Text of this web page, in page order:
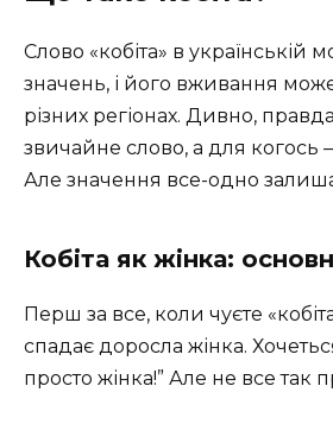
Слово «кобіта» в українській
значень, і його вживання
різних регіонах. Дивно,
звичайне слово, а для когось
Але значення все-одно
Кобіта як жінка:
Перш за все, коли чуєте
спадає доросла жінка.
просто жінка!” Але не все так